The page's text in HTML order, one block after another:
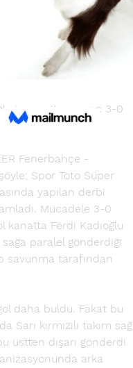
07:19 Süper Lig'in 18.
Fenerbahçe -
32. dakikasında Sergio
ikinci yarısında
çıkarak
anlarında ise Mauro
imza attı ve maç 3-0
Fenerbahçe -
Spor Toto Süper
yapılan derbi
Mücadele 3-0
kanatta Ferdi Kadıoğlu
paralel gönderdiği
savunma tarafından
daha buldu. Fakat bu
kırmızılı takım sağ
üstten dışarı gönderdi.
arka